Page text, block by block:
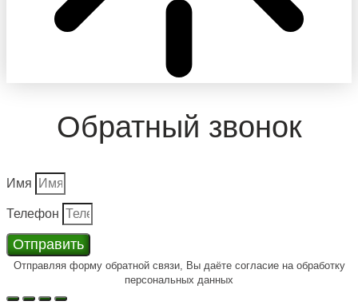
Обратный звонок
Имя
Телефон
Отправить
Отправляя форму обратной связи, Вы даёте согласие на обработку
персональных данных